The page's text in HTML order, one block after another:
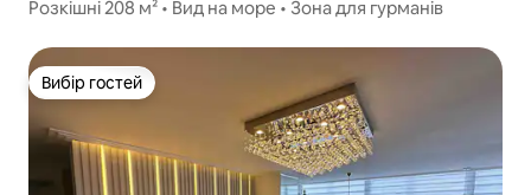
Розкішні 208 м² • Вид на море • Зона для гурманів
Вибір гостей
Вибір гостей